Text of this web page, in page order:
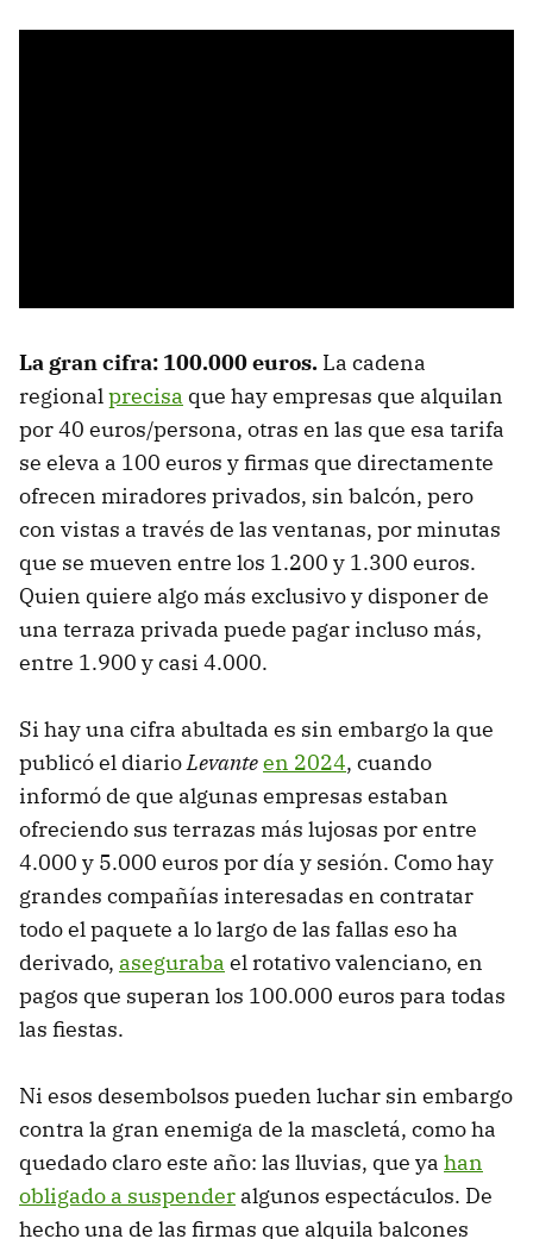
La gran cifra: 100.000 euros. La cadena
regionalprecisa que hay empresas que alquilan
por 40 euros/persona, otras en las que esa tarifa
se eleva a 100 euros y firmas que directamente
ofrecen miradores privados, sin balcón, pero
con vistas a través de las ventanas, por minutas
que se mueven entre los 1.200 y 1.300 euros.
Quien quiere algo más exclusivo y disponer de
una terraza privada puede pagar incluso más,
entre 1.900 y casi 4.000.
Si hay una cifra abultada es sin embargo la que
publicó el diarioLevanteen 2024, cuando
informó de que algunas empresas estaban
ofreciendo sus terrazas más lujosas por entre
4.000 y 5.000 euros por día y sesión. Como hay
grandes compañías interesadas en contratar
todo el paquete a lo largo de las fallas eso ha
derivado, aseguraba el rotativo valenciano, en
pagos que superan los 100.000 euros para todas
las fiestas.
Ni esos desembolsos pueden luchar sin embargo
contra la gran enemiga de la mascletá, como ha
quedado claro este año: las lluvias, que ya han
obligado a suspender algunos espectáculos. De
hecho una de las firmas que alquila balcones